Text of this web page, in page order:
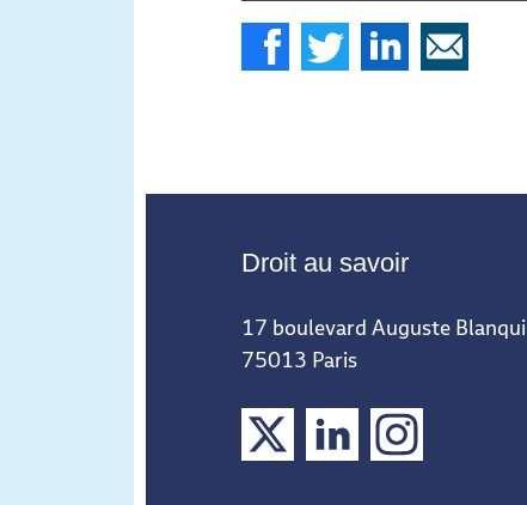
Droit au savoir
17 boulevard Auguste Blanqui
75013 Paris